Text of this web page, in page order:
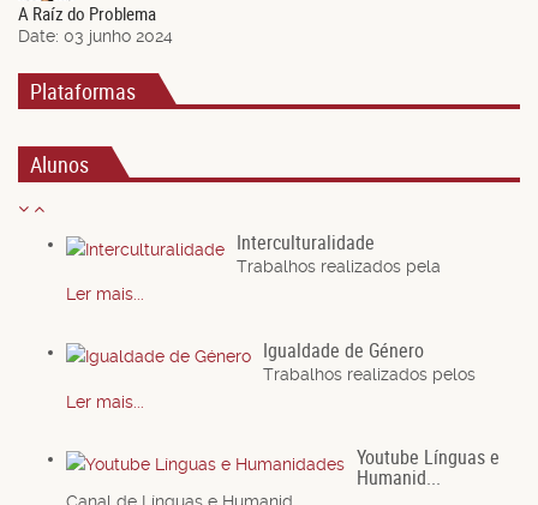
A Raíz do Problema
Date: 03 junho 2024
Plataformas
Alunos
Interculturalidade
Trabalhos realizados pela
Ler mais...
Igualdade de Género
Trabalhos realizados pelos
Ler mais...
Youtube Línguas e
Humanid...